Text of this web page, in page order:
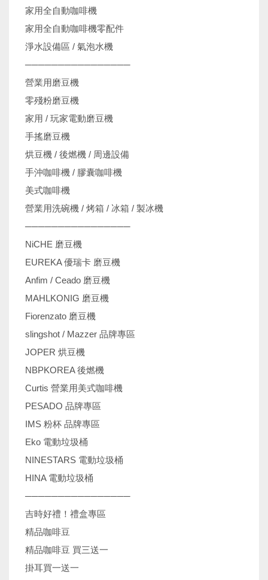
家用全自動咖啡機
家用全自動咖啡機零配件
淨水設備區 / 氣泡水機
────────────────
營業用磨豆機
零殘粉磨豆機
家用 / 玩家電動磨豆機
手搖磨豆機
烘豆機 / 後燃機 / 周邊設備
手沖咖啡機 / 膠囊咖啡機
美式咖啡機
營業用洗碗機 / 烤箱 / 冰箱 / 製冰機
────────────────
NiCHE 磨豆機
EUREKA 優瑞卡 磨豆機
Anfim / Ceado 磨豆機
MAHLKONIG 磨豆機
Fiorenzato 磨豆機
slingshot / Mazzer 品牌專區
JOPER 烘豆機
NBPKOREA 後燃機
Curtis 營業用美式咖啡機
PESADO 品牌專區
IMS 粉杯 品牌專區
Eko 電動垃圾桶
NINESTARS 電動垃圾桶
HINA 電動垃圾桶
────────────────
吉時好禮！禮盒專區
精品咖啡豆
精品咖啡豆 買三送一
掛耳買一送一